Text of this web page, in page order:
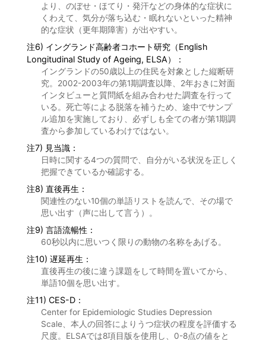
より、のぼせ・ほてり・発汗などの身体的な症状に
くわえて、気分が落ち込む・眠れないといった精神
的な症状（更年期障害）が出やすい。
注6) イングランド高齢者コホート研究（English
Longitudinal Study of Ageing, ELSA）：
イングランドの50歳以上の住民を対象とした縦断研
究。2002-2003年の第1期調査以降、2年おきに対面
インタビューと質問紙を組み合わせた調査を行って
いる。死亡等による脱落を補うため、途中でサンプ
ル追加を実施しており、必ずしも全ての者が第1期調
査から参加しているわけではない。
注7) 見当識：
日時に関する4つの質問で、自分がいる状況を正しく
把握できているか確認する。
注8) 直後再生：
関連性のない10個の単語リストを読んで、その場で
思い出す（声に出して言う）。
注9) 言語流暢性：
60秒以内に思いつく限りの動物の名称をあげる。
注10) 遅延再生：
直後再生の後に違う課題をして時間を置いてから、
単語10個を思い出す。
注11) CES-D：
Center for Epidemiologic Studies Depression
Scale、本人の回答によりうつ症状の程度を評価する
尺度。ELSAでは8項目版を使用し、0-8点の値をと